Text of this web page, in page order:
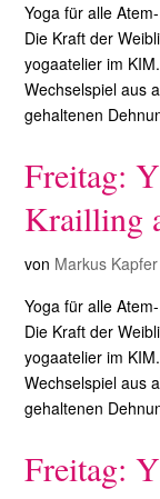
Yoga für alle
Die Kraft der
yogaatelier im
Wechselspiel aus
gehaltenen
Freitag:
Krailling
von Markus Kapfer
Yoga für alle
Die Kraft der
yogaatelier im
Wechselspiel aus
gehaltenen
Freitag: